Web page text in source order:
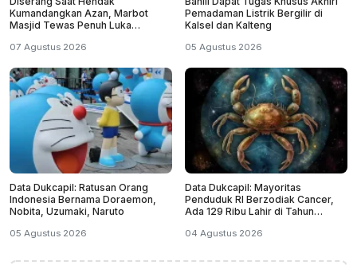
Kumandangkan Azan, Marbot
Masjid Tewas Penuh Luka
07 Agustus 2026
Pemadaman Listrik Bergilir di
Kalsel dan Kalteng
05 Agustus 2026
Data Dukcapil: Ratusan Orang
Indonesia Bernama Doraemon,
Nobita, Uzumaki, Naruto
05 Agustus 2026
Data Dukcapil: Mayoritas
Penduduk RI Berzodiak Cancer,
Ada 129 Ribu Lahir di Tahun
04 Agustus 2026